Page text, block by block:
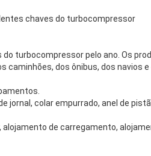
chaves do turbocompressor
turbocompressor pelo ano. Os
caminhões, dos ônibus, dos navios e
jornal, colar empurrado, anel de
de carregamento,